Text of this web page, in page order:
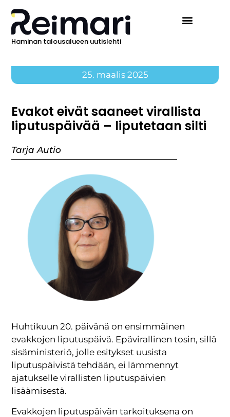
Haminan talousalueen uutislehti
25. maalis 2025
Evakot eivät saaneet virallista
liputuspäivää – liputetaan silti
Tarja Autio
Huhtikuun 20. päivänä on ensimmäinen
evakkojen liputuspäivä. Epävirallinen tosin, sillä
sisäministeriö, jolle esitykset uusista
liputuspäivistä tehdään, ei lämmennyt
ajatukselle virallisten liputuspäivien
lisäämisestä.
Evakkojen liputuspäivän tarkoituksena on